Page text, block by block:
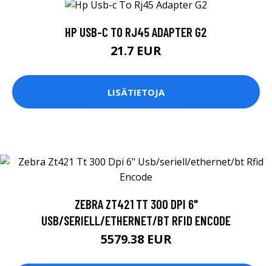
HP USB-C TO RJ45 ADAPTER G2
21.7 EUR
LISÄTIETOJA
ZEBRA ZT421 TT 300 DPI 6"
USB/SERIELL/ETHERNET/BT RFID ENCODE
5579.38 EUR